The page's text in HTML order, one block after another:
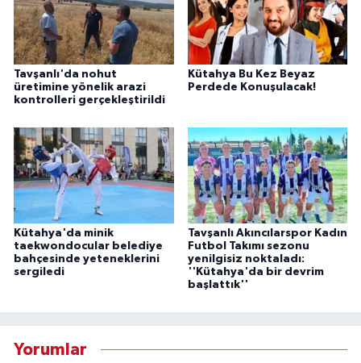
Tavşanlı'da nohut
üretimine yönelik arazi
kontrolleri gerçekleştirildi
Kütahya Bu Kez Beyaz
Perdede Konuşulacak!
Kütahya'da minik
taekwondocular belediye
bahçesinde yeteneklerini
sergiledi
Tavşanlı Akıncılarspor Kadın
Futbol Takımı sezonu
yenilgisiz noktaladı:
''Kütahya'da bir devrim
başlattık''
Yorumlar